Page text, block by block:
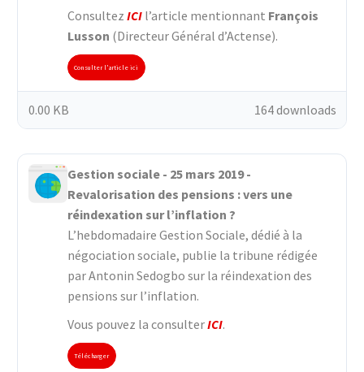
Consultez ICIl’article mentionnant François
Lusson (Directeur Général d’Actense).
Consulter l'article ici
164 downloads
0.00 KB
Gestion sociale - 25 mars 2019 -
Revalorisation des pensions : vers une
réindexation sur l’inflation ?
L’hebdomadaire Gestion Sociale, dédié à la
négociation sociale, publie la tribune rédigée
par Antonin Sedogbo sur la réindexation des
pensions sur l’inflation.
Vous pouvez la consulterICI.
Télécharger